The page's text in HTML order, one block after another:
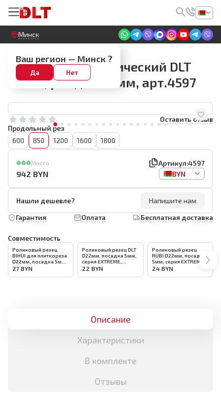
Круглосуточный! Прием заявок на сайте
Минск
Ваш регион — Минск ?
Да Нет
Плиткорезы DLT
Плиткорез механический DLT
TITAN, рез до 850мм, арт.4597
Оставить отзыв
Продольный рез
600
850 1200 1600 1800
Много Артикул:4597
942 BYN BYN
Нашли дешевле?
Напишите нам
Гарантия
Оплата Бесплатная доставка
Совместимость
Роликовый резец
BIHUI для плиткореза
Ø22мм, посадка 5мм,
арт.TCS-SW
27 BYN
Роликовый резец DLT
Ø22мм, посадка 5мм,
серия EXTREME,
арт.0318
22 BYN
Роликовый резец
RUBI Ø22мм, посадка
5мм, серия EXTREME
GOLD, арт.01943
24 BYN
Описание
Характеристики
В комплекте
Отзывы